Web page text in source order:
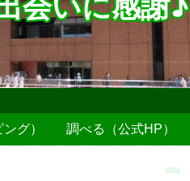
グ） 調べる（公式HP）